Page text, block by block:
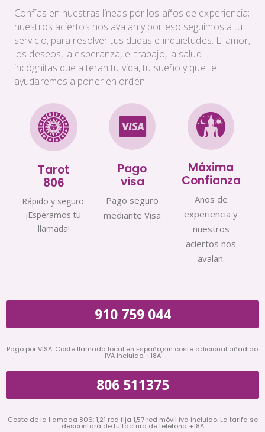
Confías en nuestras líneas por los años de experiencia;
nuestros aciertos nos avalan y por eso seguimos a tu
servicio, para resolver tus dudas e inquietudes. El amor,
los deseos, la esperanza, el trabajo, la salud…
incógnitas que alteran tu vida, tu sueño y que te
ayudaremos a poner en orden.
Tarot
806
Rápido y seguro.
¡Esperamos tu
llamada!
Pago
visa
Pago seguro
mediante Visa
Máxima
Confianza
Años de
experiencia y
nuestros
aciertos nos
avalan.
910 759 044
Pago por VISA. Coste llamada local en España,sin coste adicional añadido.
IVA incluido. +18A
806 511375
Coste de la llamada 806: 1,21 red fija 1,57 red móvil iva incluido. La tarifa se
descontará de tu factura de teléfono. +18A